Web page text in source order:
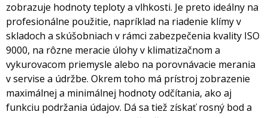
zobrazuje hodnoty teploty a vlhkosti. Je preto ideálny na
profesionálne použitie, napríklad na riadenie klímy v
skladoch a skúšobniach v rámci zabezpečenia kvality ISO
9000, na rôzne meracie úlohy v klimatizačnom a
vykurovacom priemysle alebo na porovnávacie merania
v servise a údržbe. Okrem toho má prístroj zobrazenie
maximálnej a minimálnej hodnoty odčítania, ako aj
funkciu podržania údajov. Dá sa tiež získať rosný bod a